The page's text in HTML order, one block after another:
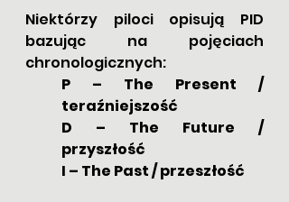
Niektórzy piloci opisują PID
bazując na pojęciach
chronologicznych:
P – The Present /
teraźniejszość
D – The Future /
przyszłość
I – The Past / przeszłość